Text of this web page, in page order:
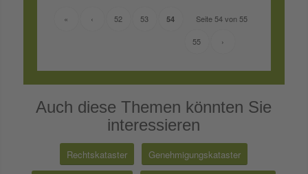
Seite 54 von 55
« ‹ 52 53 54
55 ›
Auch diese Themen könnten Sie
interessieren
Rechtskataster Genehmigungskataster